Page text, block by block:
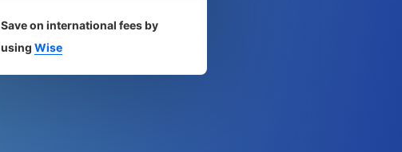
Save on international fees by
using Wise